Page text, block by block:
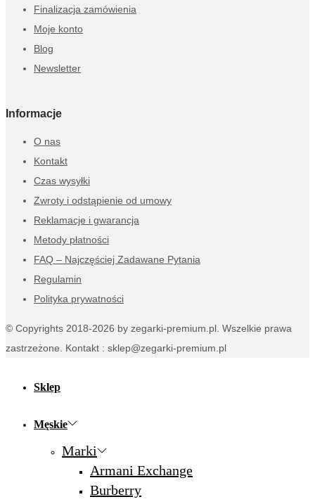
Finalizacja zamówienia
Moje konto
Blog
Newsletter
Informacje
O nas
Kontakt
Czas wysyłki
Zwroty i odstąpienie od umowy
Reklamacje i gwarancja
Metody płatności
FAQ – Najczęściej Zadawane Pytania
Regulamin
Polityka prywatności
© Copyrights 2018-2026 by zegarki-premium.pl. Wszelkie prawa
zastrzeżone. Kontakt : sklep@zegarki-premium.pl
Sklep
Męskie
Marki
Armani Exchange
Burberry